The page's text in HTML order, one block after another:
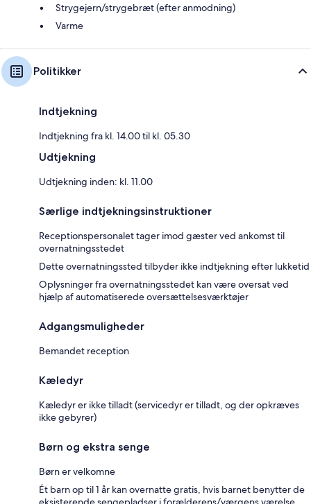
Strygejern/strygebræt (efter anmodning)
Varme
Politikker
Indtjekning
Indtjekning fra kl. 14.00 til kl. 05.30
Udtjekning
Udtjekning inden: kl. 11.00
Særlige indtjekningsinstruktioner
Receptionspersonalet tager imod gæster ved ankomst til
overnatningsstedet
Dette overnatningssted tilbyder ikke indtjekning efter lukketid
Oplysninger fra overnatningsstedet kan være oversat ved
hjælp af automatiserede oversættelsesværktøjer
Adgangsmuligheder
Bemandet reception
Kæledyr
Kæledyr er ikke tilladt (servicedyr er tilladt, og der opkræves
ikke gebyrer)
Børn og ekstra senge
Børn er velkomne
Ét barn op til 1 år kan overnatte gratis, hvis barnet benytter de